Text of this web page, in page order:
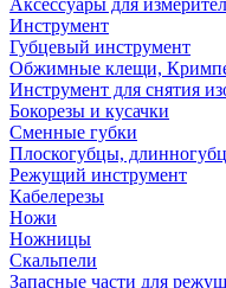
Аксессуары для
Инструмент
Губцевый инструмент
Обжимные клещи,
Инструмент для снятия
Бокорезы и кусачки
Сменные губки
Плоскогубцы,
Режущий инструмент
Кабелерезы
Ножи
Ножницы
Скальпели
Запасные части для